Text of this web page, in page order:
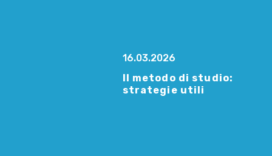
16.03.2026
Il metodo di studio:
strategie utili